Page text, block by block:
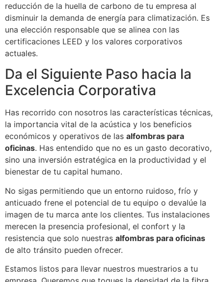
reducción de la huella de carbono de tu empresa al
disminuir la demanda de energía para climatización. Es
una elección responsable que se alinea con las
certificaciones LEED y los valores corporativos
actuales.
Da el Siguiente Paso hacia la
Excelencia Corporativa
Has recorrido con nosotros las características técnicas,
la importancia vital de la acústica y los beneficios
económicos y operativos de las alfombras para
oficinas. Has entendido que no es un gasto decorativo,
sino una inversión estratégica en la productividad y el
bienestar de tu capital humano.
No sigas permitiendo que un entorno ruidoso, frío y
anticuado frene el potencial de tu equipo o devalúe la
imagen de tu marca ante los clientes. Tus instalaciones
merecen la presencia profesional, el confort y la
resistencia que solo nuestras alfombras para oficinas
de alto tránsito pueden ofrecer.
Estamos listos para llevar nuestros muestrarios a tu